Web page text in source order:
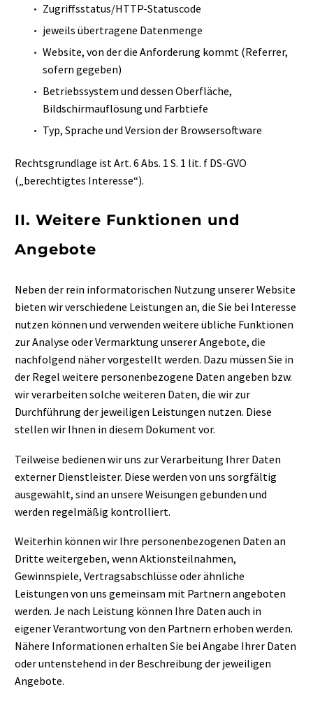
Zugriffsstatus/HTTP-Statuscode
jeweils übertragene Datenmenge
Website, von der die Anforderung kommt (Referrer,
sofern gegeben)
Betriebssystem und dessen Oberfläche,
Bildschirmauflösung und Farbtiefe
Typ, Sprache und Version der Browsersoftware
Rechtsgrundlage ist Art. 6 Abs. 1 S. 1 lit. f DS-GVO
(„berechtigtes Interesse“).
II. Weitere Funktionen und
Angebote
Neben der rein informatorischen Nutzung unserer Website
bieten wir verschiedene Leistungen an, die Sie bei Interesse
nutzen können und verwenden weitere übliche Funktionen
zur Analyse oder Vermarktung unserer Angebote, die
nachfolgend näher vorgestellt werden. Dazu müssen Sie in
der Regel weitere personenbezogene Daten angeben bzw.
wir verarbeiten solche weiteren Daten, die wir zur
Durchführung der jeweiligen Leistungen nutzen. Diese
stellen wir Ihnen in diesem Dokument vor.
Teilweise bedienen wir uns zur Verarbeitung Ihrer Daten
externer Dienstleister. Diese werden von uns sorgfältig
ausgewählt, sind an unsere Weisungen gebunden und
werden regelmäßig kontrolliert.
Weiterhin können wir Ihre personenbezogenen Daten an
Dritte weitergeben, wenn Aktionsteilnahmen,
Gewinnspiele, Vertragsabschlüsse oder ähnliche
Leistungen von uns gemeinsam mit Partnern angeboten
werden. Je nach Leistung können Ihre Daten auch in
eigener Verantwortung von den Partnern erhoben werden.
Nähere Informationen erhalten Sie bei Angabe Ihrer Daten
oder untenstehend in der Beschreibung der jeweiligen
Angebote.